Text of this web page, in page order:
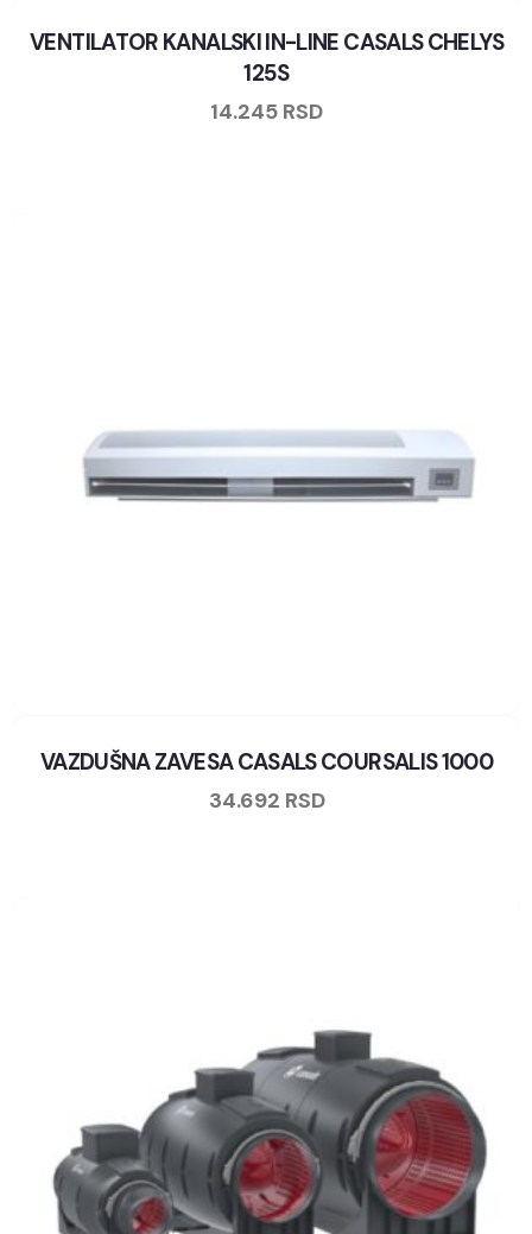
VENTILATOR KANALSKI IN-LINE CASALS CHELYS
125S
14.245 RSD
VAZDUŠNA ZAVESA CASALS COURSALIS 1000
34.692 RSD